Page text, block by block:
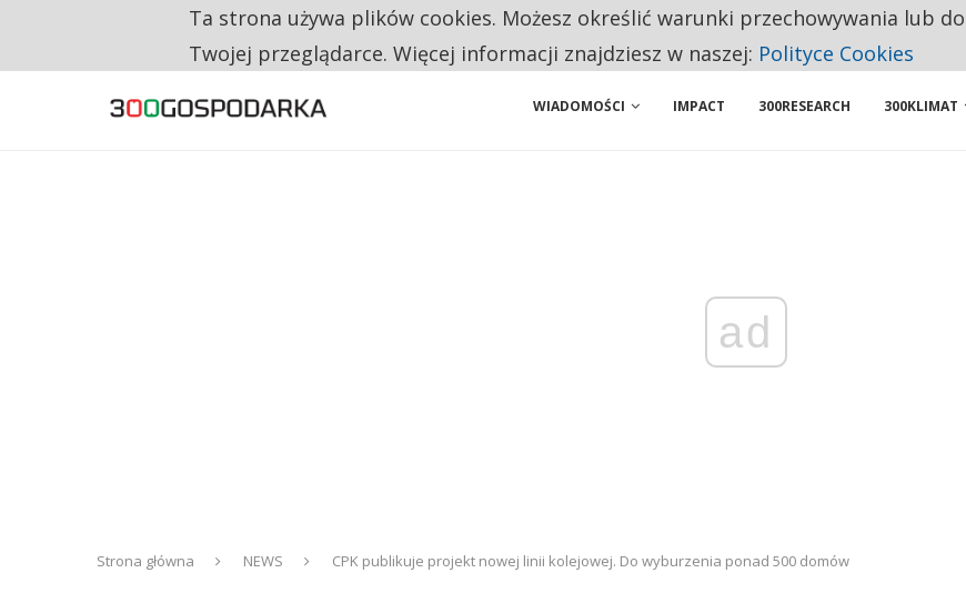
NA JEDEN WAKAT PRZYPADAJĄ 62 ZGŁOSZENIA. WIELU KANDYDATÓW NIE ROZPOCZYNA PRACY
WIADOMOŚCI IMPACT 300RESEARCH 300KLIMAT
ad
Strona główna NEWS CPK publikuje projekt nowej linii kolejowej. Do wyburzenia ponad 500 domów
Ta strona używa plików cookies. Możesz określić warunki przechowywania lub
Twojej przeglądarce. Więcej informacji znajdziesz w naszej: Polityce Cookies